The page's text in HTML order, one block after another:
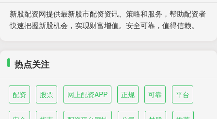
新股配资网提供最新股市配资资讯、策略和服务，帮助配资者
快速把握新股机会，实现财富增值。安全可靠，值得信赖。
热点关注
配资 股票 网上配资APP 正规 可靠 平台